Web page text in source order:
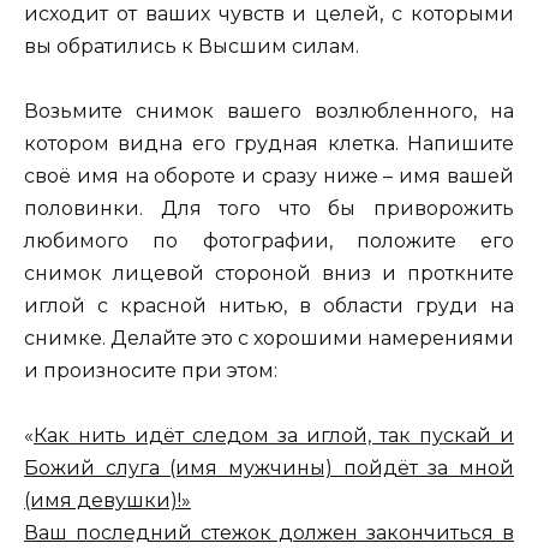
исходит от ваших чувств и целей, с которыми
вы обратились к Высшим силам.
Возьмите снимок вашего возлюбленного, на
котором видна его грудная клетка. Напишите
своё имя на обороте и сразу ниже – имя вашей
половинки. Для того что бы приворожить
любимого по фотографии, положите его
снимок лицевой стороной вниз и проткните
иглой с красной нитью, в области груди на
снимке. Делайте это с хорошими намерениями
и произносите при этом:
«Как нить идёт следом за иглой, так пускай и
Божий слуга (имя мужчины) пойдёт за мной
(имя девушки)!»
Ваш последний стежок должен закончиться в